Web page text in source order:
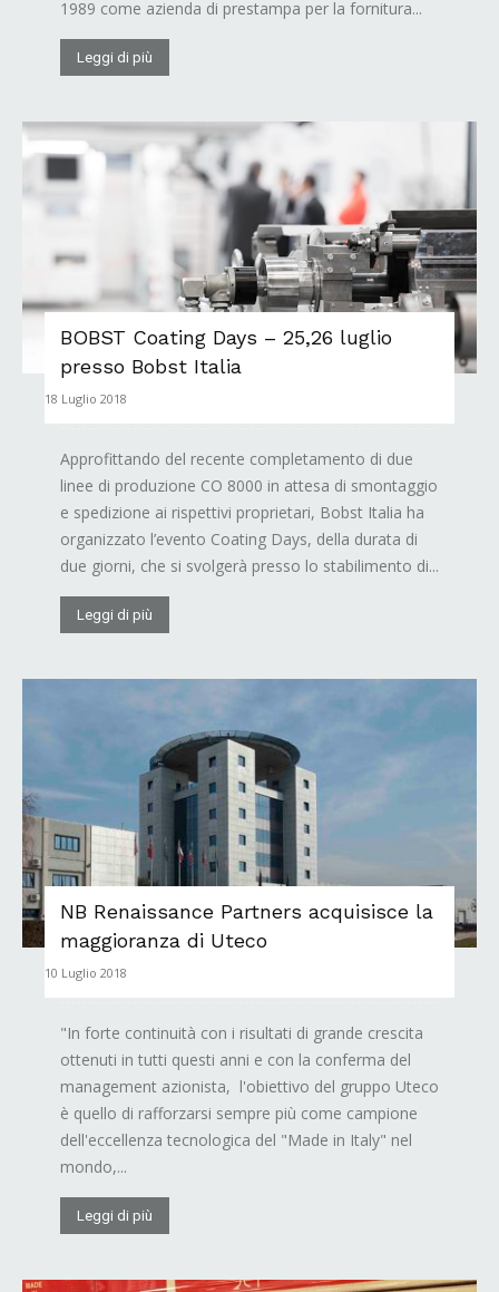
1989 come azienda di prestampa per la fornitura...
Leggi di più
BOBST Coating Days – 25,26 luglio
presso Bobst Italia
18 Luglio 2018
Approfittando del recente completamento di due
linee di produzione CO 8000 in attesa di smontaggio
e spedizione ai rispettivi proprietari, Bobst Italia ha
organizzato l’evento Coating Days, della durata di
due giorni, che si svolgerà presso lo stabilimento di...
Leggi di più
NB Renaissance Partners acquisisce la
maggioranza di Uteco
10 Luglio 2018
"In forte continuità con i risultati di grande crescita
ottenuti in tutti questi anni e con la conferma del
management azionista, l'obiettivo del gruppo Uteco
è quello di rafforzarsi sempre più come campione
dell'eccellenza tecnologica del "Made in Italy" nel
mondo,...
Leggi di più